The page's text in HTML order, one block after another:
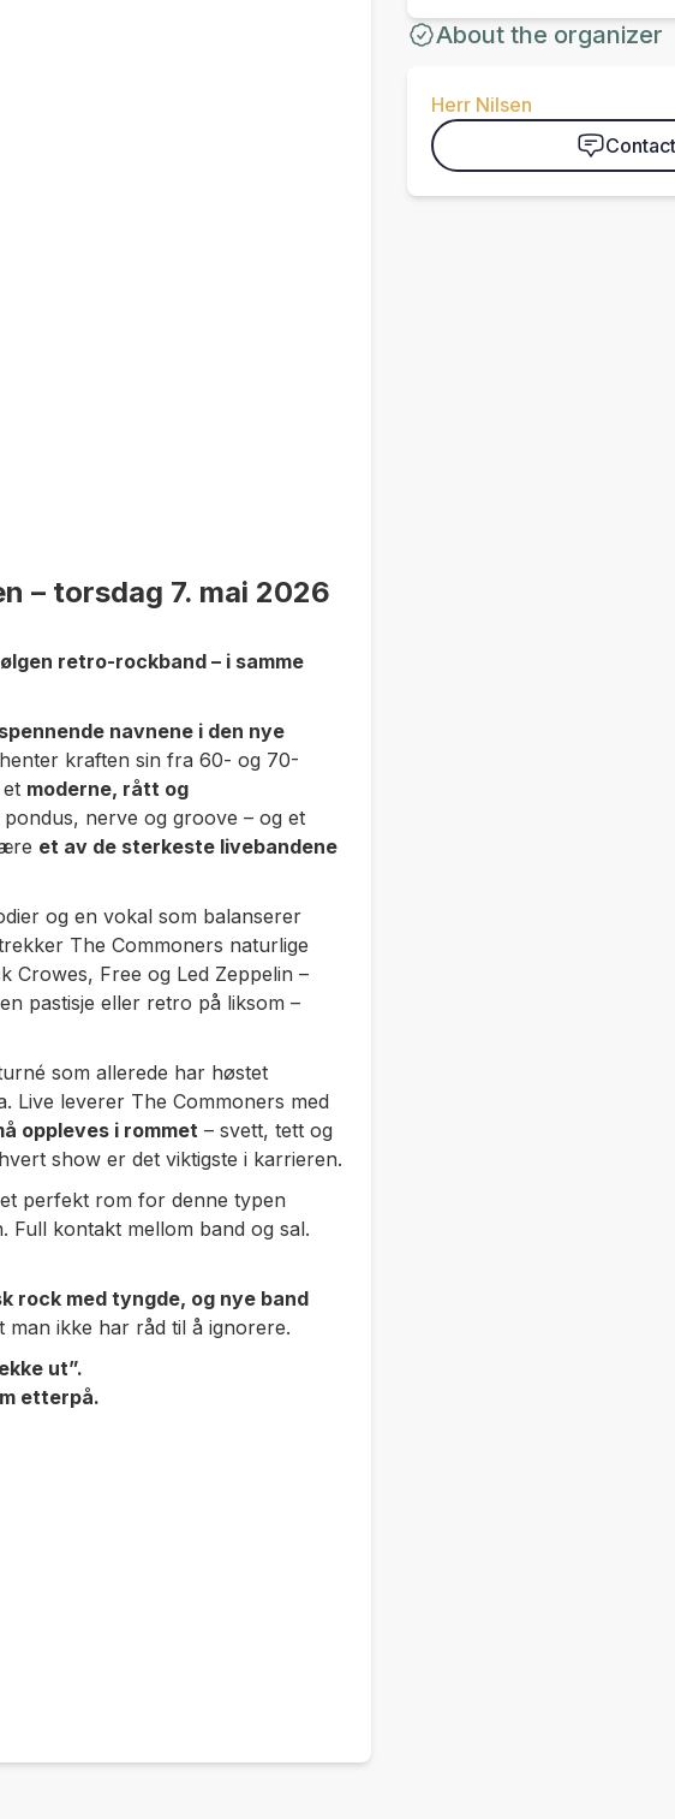
– torsdag 7. mai 2026
retro-rockband – i samme
navnene i den nye
kraften sin fra 60- og 70-
moderne, rått og
nerve og groove – og et
et av de sterkeste livebandene
og en vokal som balanserer
The Commoners naturlige
Crowes, Free og Led Zeppelin –
pastisje eller retro på liksom –
som allerede har høstet
Live leverer The Commoners med
oppleves i rommet – svett, tett og
show er det viktigste i karrieren.
perfekt rom for denne typen
Full kontakt mellom band og sal.
rock med tyngde, og nye band
man ikke har råd til å ignorere.
ut”.
etterpå.
About the organizer
Herr Nilsen